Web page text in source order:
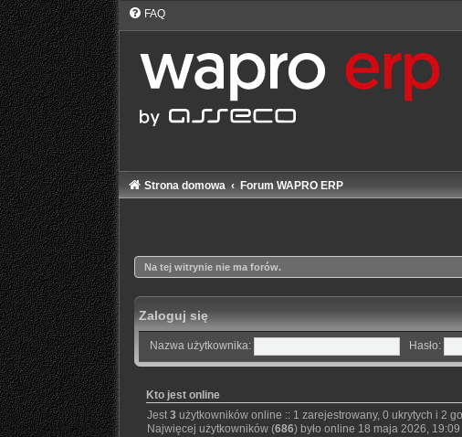
FAQ
Strona domowa Forum WAPRO ERP
Na tej witrynie nie ma forów.
Zaloguj się
Nazwa użytkownika: Hasło:
Kto jest online
Jest3 użytkowników online :: 1 zarejestrowany, 0 ukrytych i 2
Najwięcej użytkowników (686) było online 18 maja 2026, 19:09